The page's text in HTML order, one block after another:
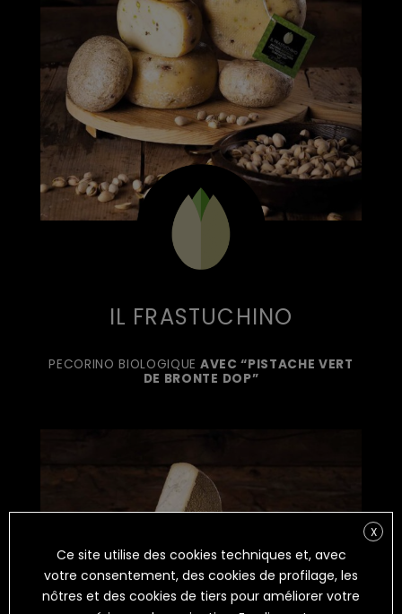
IL FRASTUCHINO
PECORINO BIOLOGIQUE AVEC “PISTACHE VERT
DE BRONTE DOP”
X
Ce site utilise des cookies techniques et, avec
votre consentement, des cookies de profilage, les
nôtres et des cookies de tiers pour améliorer votre